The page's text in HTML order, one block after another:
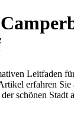
Leitfaden
erfahren Sie
schönen Stadt